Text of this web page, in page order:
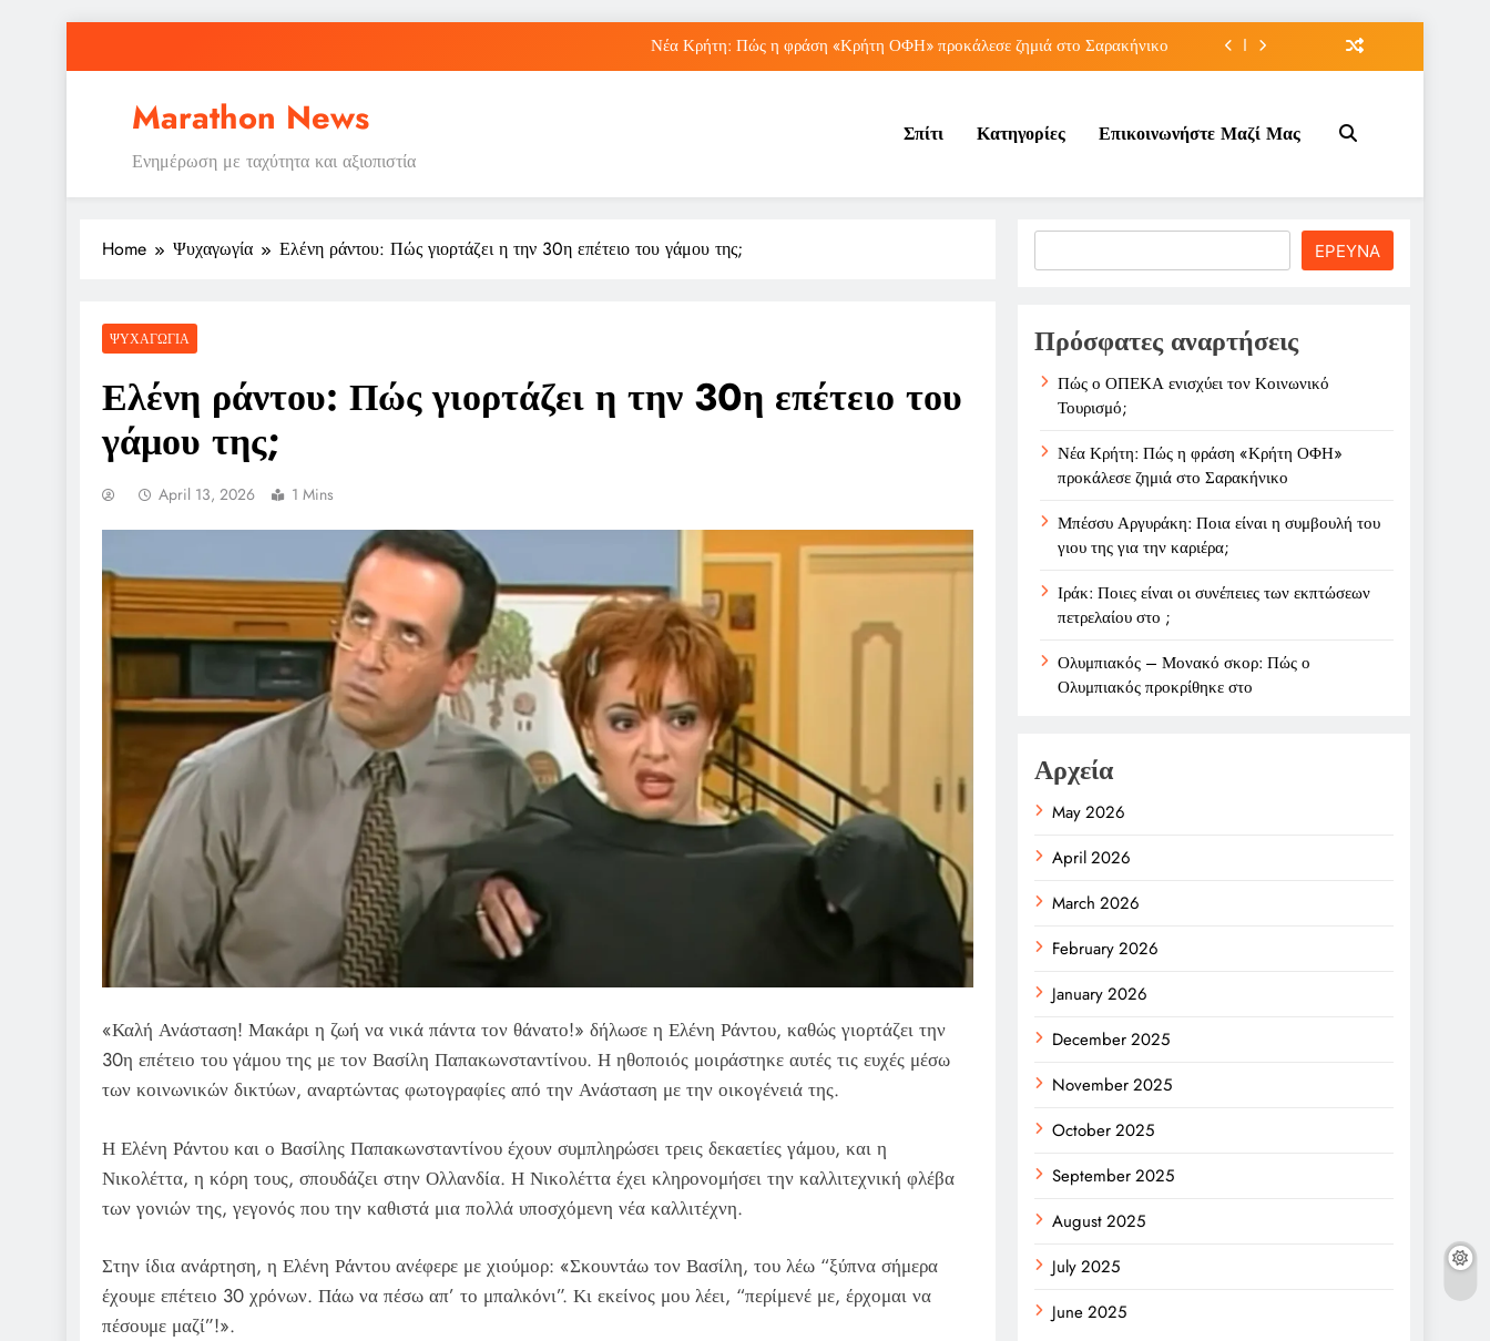
Νέα Κρήτη: Πώς η φράση «Κρήτη ΟΦΗ» προκάλεσε ζημιά στο Σαρακήνικο
Ιράκ: Ποιες είναι οι συνέπειες των εκπτώσεων πετρελαίου στο ;
Νέα Κρήτη: Πώς η φράση «Κρήτη ΟΦΗ» προκάλεσε ζημιά στο Σαρακήνικο
Μπέσσυ Αργυράκη: Ποια είναι η συμβουλή του γιου της για την καριέρα;
Marathon News
Ενημέρωση με ταχύτητα και αξιοπιστία
Σπίτι Κατηγορίες Επικοινωνήστε Μαζί Μας
Home Ψυχαγωγία Ελένη ράντου: Πώς γιορτάζει η την 30η επέτειο του γάμου της;
ΨΥΧΑΓΩΓΊΑ
Ελένη ράντου: Πώς γιορτάζει η την 30η επέτειο του
γάμου της;
April 13, 2026 1 Mins
«Καλή Ανάσταση! Μακάρι η ζωή να νικά πάντα τον θάνατο!» δήλωσε η Ελένη Ράντου, καθώς γιορτάζει την
30η επέτειο του γάμου της με τον Βασίλη Παπακωνσταντίνου. Η ηθοποιός μοιράστηκε αυτές τις ευχές μέσω
των κοινωνικών δικτύων, αναρτώντας φωτογραφίες από την Ανάσταση με την οικογένειά της.
Η Ελένη Ράντου και ο Βασίλης Παπακωνσταντίνου έχουν συμπληρώσει τρεις δεκαετίες γάμου, και η
Νικολέττα, η κόρη τους, σπουδάζει στην Ολλανδία. Η Νικολέττα έχει κληρονομήσει την καλλιτεχνική φλέβα
των γονιών της, γεγονός που την καθιστά μια πολλά υποσχόμενη νέα καλλιτέχνη.
Στην ίδια ανάρτηση, η Ελένη Ράντου ανέφερε με χιούμορ: «Σκουντάω τον Βασίλη, του λέω “ξύπνα σήμερα
έχουμε επέτειο 30 χρόνων. Πάω να πέσω απ’ το μπαλκόνι”. Κι εκείνος μου λέει, “περίμενέ με, έρχομαι να
πέσουμε μαζί”!».
ΕΡΕΥΝΑ
Πρόσφατες αναρτήσεις
Πώς ο ΟΠΕΚΑ ενισχύει τον Κοινωνικό
Τουρισμό;
Νέα Κρήτη: Πώς η φράση «Κρήτη ΟΦΗ»
προκάλεσε ζημιά στο Σαρακήνικο
Μπέσσυ Αργυράκη: Ποια είναι η συμβουλή του
γιου της για την καριέρα;
Ιράκ: Ποιες είναι οι συνέπειες των εκπτώσεων
πετρελαίου στο ;
Ολυμπιακός – Μονακό σκορ: Πώς ο
Ολυμπιακός προκρίθηκε στο
Αρχεία
May 2026
April 2026
March 2026
February 2026
January 2026
December 2025
November 2025
October 2025
September 2025
August 2025
July 2025
June 2025